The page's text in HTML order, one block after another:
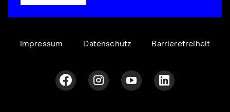
Impressum Datenschutz Barrierefreiheit